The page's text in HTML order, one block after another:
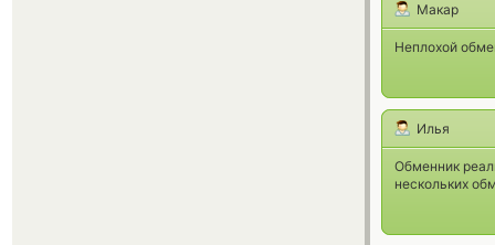
Макар
Неплохой
Илья
Обменник
нескольких